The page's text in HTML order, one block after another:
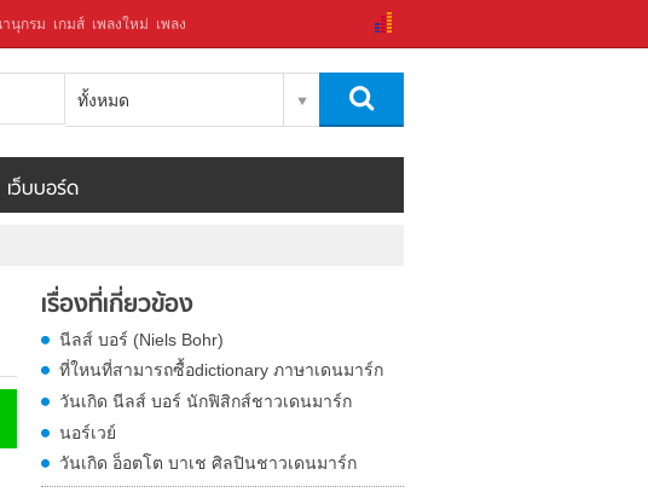
นุกรม เกมส์ เพลงใหม่ เพลง
ทั้งหมด
เว็บบอร์ด
เรื่องที่เกี่ยวข้อง
นีลส์ บอร์ (Niels Bohr)
ที่ใหนที่สามารถซื้อdictionary ภาษาเดนมาร์ก
วันเกิด นีลส์ บอร์ นักฟิสิกส์ชาวเดนมาร์ก
นอร์เวย์
วันเกิด อ็อตโต บาเช ศิลปินชาวเดนมาร์ก